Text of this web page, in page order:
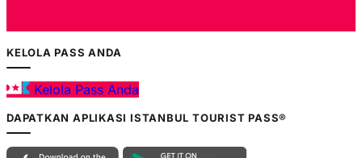
KELOLA PASS ANDA
Kelola Pass Anda
DAPATKAN APLIKASI ISTANBUL TOURIST PASS®